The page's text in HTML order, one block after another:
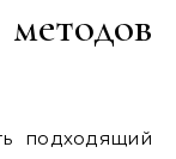
подходящий